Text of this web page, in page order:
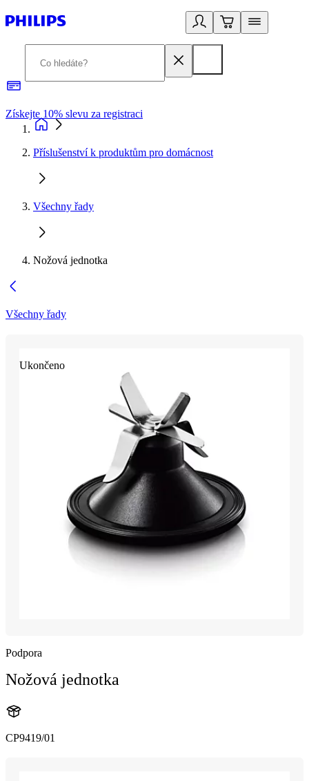
Získejte 10% slevu za registraci
Příslušenství k produktům pro domácnost
Všechny řady
Nožová jednotka
Všechny řady
Ukončeno
Podpora
Nožová jednotka
CP9419/01